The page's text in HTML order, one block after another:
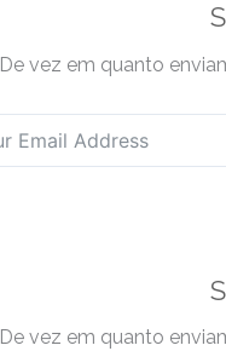
De vez em quanto
De vez em quanto